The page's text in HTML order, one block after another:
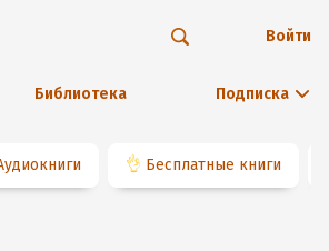
Библиотека Подписка
Войти
👌 Бесплатные книги